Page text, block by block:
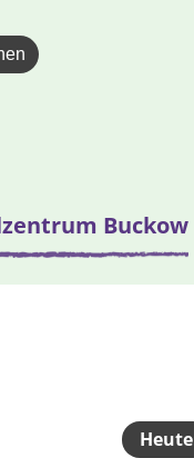
Buckow
Heute